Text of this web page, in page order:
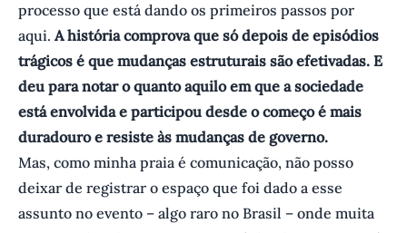
processo que está dando os primeiros passos por
aqui. A história comprova que só depois de episódios
trágicos é que mudanças estruturais são efetivadas. E
deu para notar o quanto aquilo em que a sociedade
está envolvida e participou desde o começo é mais
duradouro e resiste às mudanças de governo.
Mas, como minha praia é comunicação, não posso
deixar de registrar o espaço que foi dado a esse
assunto no evento – algo raro no Brasil – onde muita